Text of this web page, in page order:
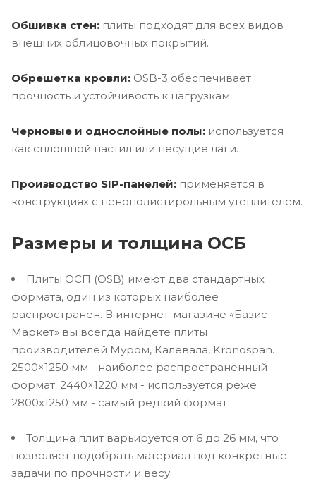
Обшивка стен: плиты подходят для всех видов
внешних облицовочных покрытий.
Обрешетка кровли: OSB-3 обеспечивает
прочность и устойчивость к нагрузкам.
Черновые и однослойные полы: используется
как сплошной настил или несущие лаги.
Производство SIP-панелей: применяется в
конструкциях с пенополистирольным утеплителем.
Размеры и толщина ОСБ
Плиты ОСП (OSB) имеют два стандартных
формата, один из которых наиболее
распространен. В интернет-магазине «Базис
Маркет» вы всегда найдете плиты
производителей Муром, Калевала, Kronospan.
2500×1250 мм - наиболее распространенный
формат. 2440×1220 мм - используется реже
2800х1250 мм - самый редкий формат
Толщина плит варьируется от 6 до 26 мм, что
позволяет подобрать материал под конкретные
задачи по прочности и весу